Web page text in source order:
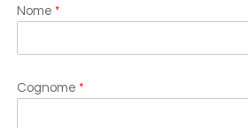
Nome *
Cognome *